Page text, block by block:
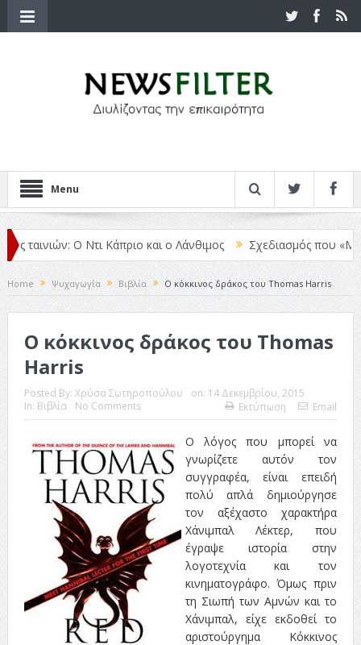
Menu
ταινιών: Ο Ντι Κάπριο και ο Λάνθιμος Σχεδιασμός που
Home Ψυχαγωγία Βιβλία Ο κόκκινος δράκος του Thomas Harris
Ο κόκκινος δράκος του Thomas
Harris
Posted By: Χρύσα Σωτηροπούλου on: 14 Δεκεμβρίου, 2015
In: Βιβλία No Comments Εκτύπωση Email
Ο λόγος που μπορεί να
γνωρίζετε αυτόν τον
συγγραφέα, είναι επειδή
πολύ απλά δημιούργησε
τον αξέχαστο χαρακτήρα
Χάνιμπαλ Λέκτερ, που
έγραψε ιστορία στην
λογοτεχνία και τον
κινηματογράφο. Όμως πριν
τη Σιωπή των Αμνών και το
Χάνιμπαλ, είχε εκδοθεί το
αριστούργημα Κόκκινος